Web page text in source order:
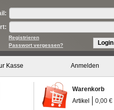
Registrieren
Passwort vergessen?
Login
Kasse Anmelden
Warenkorb
Artikel
0,00 €